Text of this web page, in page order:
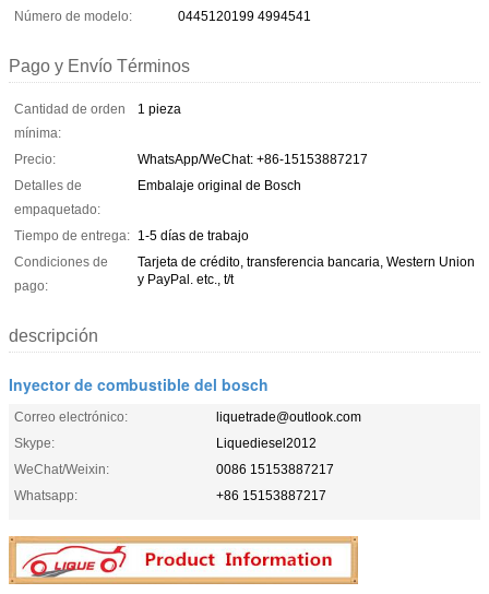
Número de modelo:
0445120199 4994541
Pago y Envío Términos
Cantidad de orden
mínima:
1 pieza
Precio:
WhatsApp/WeChat: +86-15153887217
Detalles de
empaquetado:
Embalaje original de Bosch
Tiempo de entrega: 1-5 días de trabajo
Condiciones de
pago:
Tarjeta de crédito, transferencia bancaria, Western Union
y PayPal. etc., t/t
descripción
Inyector de combustible del bosch
Correo electrónico:
liquetrade@outlook.com
Skype:
Liquediesel2012
WeChat/Weixin:
0086 15153887217
Whatsapp:
+86 15153887217